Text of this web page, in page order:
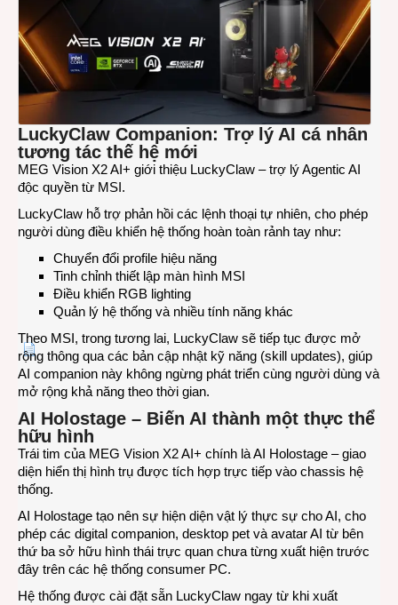
LuckyClaw Companion: Trợ lý AI cá nhân
tương tác thế hệ mới
MEG Vision X2 AI+ giới thiệu LuckyClaw – trợ lý Agentic AI
độc quyền từ MSI.
LuckyClaw hỗ trợ phản hồi các lệnh thoại tự nhiên, cho phép
người dùng điều khiển hệ thống hoàn toàn rảnh tay như:
Chuyển đổi profile hiệu năng
Tinh chỉnh thiết lập màn hình MSI
Điều khiển RGB lighting
Quản lý hệ thống và nhiều tính năng khác
Theo MSI, trong tương lai, LuckyClaw sẽ tiếp tục được mở
rộng thông qua các bản cập nhật kỹ năng (skill updates), giúp
AI companion này không ngừng phát triển cùng người dùng và
mở rộng khả năng theo thời gian.
AI Holostage – Biến AI thành một thực thể
hữu hình
Trái tim của MEG Vision X2 AI+ chính là AI Holostage – giao
diện hiển thị hình trụ được tích hợp trực tiếp vào chassis hệ
thống.
AI Holostage tạo nên sự hiện diện vật lý thực sự cho AI, cho
phép các digital companion, desktop pet và avatar AI từ bên
thứ ba sở hữu hình thái trực quan chưa từng xuất hiện trước
đây trên các hệ thống consumer PC.
Hệ thống được cài đặt sẵn LuckyClaw ngay từ khi xuất